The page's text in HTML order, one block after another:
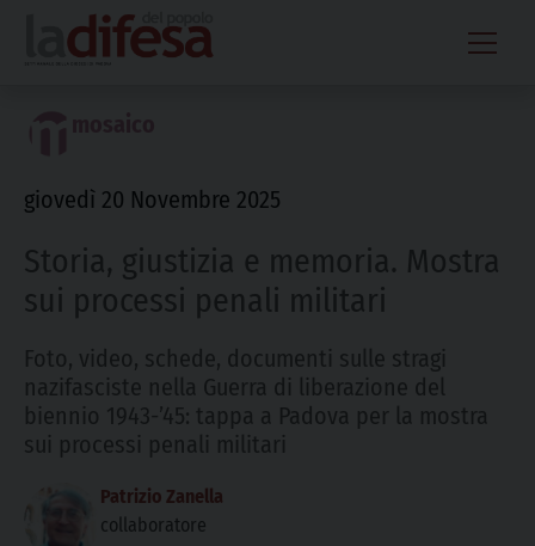
content
giovedì 20 Novembre 2025
Storia, giustizia e memoria. Mostra
sui processi penali militari
Foto, video, schede, documenti sulle stragi
nazifasciste nella Guerra di liberazione del
biennio 1943-’45: tappa a Padova per la mostra
sui processi penali militari
Patrizio Zanella
collaboratore